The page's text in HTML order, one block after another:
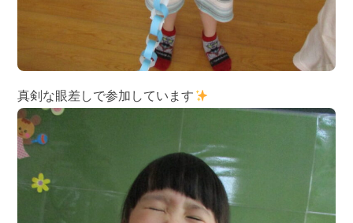
真剣な眼差しで参加しています